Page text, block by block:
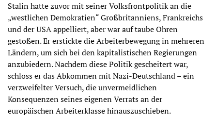
Stalin hatte zuvor mit seiner Volksfrontpolitik an die
„westlichen Demokratien“ Großbritanniens, Frankreichs
und der USA appelliert, aber war auf taube Ohren
gestoßen. Er erstickte die Arbeiterbewegung in mehreren
Ländern, um sich bei den kapitalistischen Regierungen
anzubiedern. Nachdem diese Politik gescheitert war,
schloss er das Abkommen mit Nazi-Deutschland – ein
verzweifelter Versuch, die unvermeidlichen
Konsequenzen seines eigenen Verrats an der
europäischen Arbeiterklasse hinauszuschieben.